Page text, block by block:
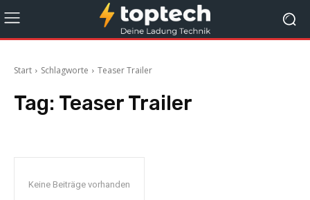
Start Schlagworte Teaser Trailer
Tag: Teaser Trailer
Keine Beiträge vorhanden